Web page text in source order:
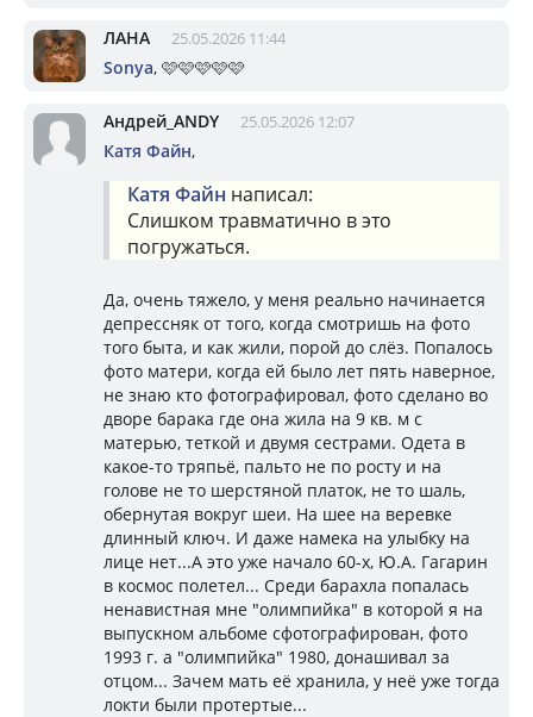
ЛАНА 25.05.2026 11:44
Sonya, 🩷🩷🩷🩷🩷
Андрей_ANDY 25.05.2026 12:07
Катя Файн,
Катя Файн написал:
Слишком травматично в это
погружаться.
Да, очень тяжело, у меня реально начинается
депрессняк от того, когда смотришь на фото
того быта, и как жили, порой до слёз. Попалось
фото матери, когда ей было лет пять наверное,
не знаю кто фотографировал, фото сделано во
дворе барака где она жила на 9 кв. м с
матерью, теткой и двумя сестрами. Одета в
какое-то тряпьё, пальто не по росту и на
голове не то шерстяной платок, не то шаль,
обернутая вокруг шеи. На шее на веревке
длинный ключ. И даже намека на улыбку на
лице нет...А это уже начало 60-х, Ю.А. Гагарин
в космос полетел... Среди барахла попалась
ненавистная мне "олимпийка" в которой я на
выпускном альбоме сфотографирован, фото
1993 г. а "олимпийка" 1980, донашивал за
отцом... Зачем мать её хранила, у неё уже тогда
локти были протертые...